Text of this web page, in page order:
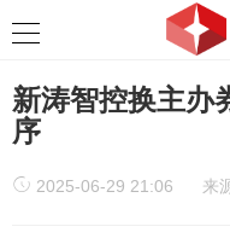
新涛智控换主办
序
2025-06-29 21:06 来